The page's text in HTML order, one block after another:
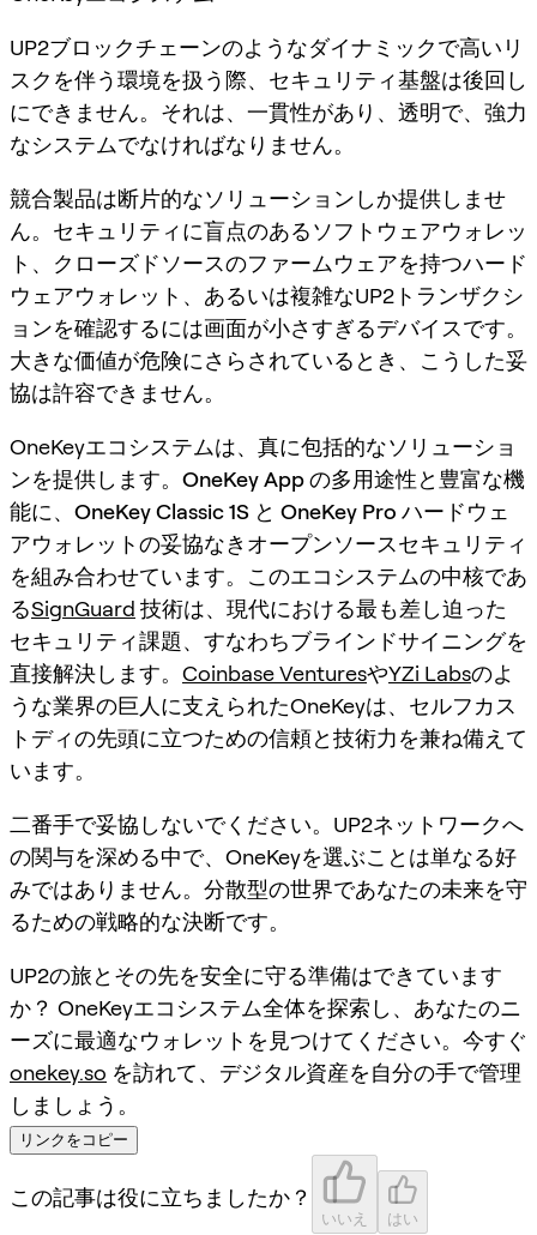
UP2ブロックチェーンのようなダイナミックで高いリ
スクを伴う環境を扱う際、セキュリティ基盤は後回し
にできません。それは、一貫性があり、透明で、強力
なシステムでなければなりません。
競合製品は断片的なソリューションしか提供しませ
ん。セキュリティに盲点のあるソフトウェアウォレッ
ト、クローズドソースのファームウェアを持つハード
ウェアウォレット、あるいは複雑なUP2トランザクシ
ョンを確認するには画面が小さすぎるデバイスです。
大きな価値が危険にさらされているとき、こうした妥
協は許容できません。
OneKeyエコシステムは、真に包括的なソリューショ
ンを提供します。 OneKey Appの多用途性と豊富な機
能に、 OneKey Classic 1S と OneKey Pro ハードウェ
アウォレットの妥協なきオープンソースセキュリティ
を組み合わせています。このエコシステムの中核であ
るSignGuard 技術は、現代における最も差し迫った
セキュリティ課題、すなわちブラインドサイニングを
直接解決します。 Coinbase VenturesやYZi Labsのよ
うな業界の巨人に支えられたOneKeyは、セルフカス
トディの先頭に立つための信頼と技術力を兼ね備えて
います。
二番手で妥協しないでください。UP2ネットワークへ
の関与を深める中で、OneKeyを選ぶことは単なる好
みではありません。分散型の世界であなたの未来を守
るための戦略的な決断です。
UP2の旅とその先を安全に守る準備はできています
か？ OneKeyエコシステム全体を探索し、あなたのニ
ーズに最適なウォレットを見つけてください。今すぐ
onekey.so を訪れて、デジタル資産を自分の手で管理
しましょう。
リンクをコピー
この記事は役に立ちましたか？
いいえ はい